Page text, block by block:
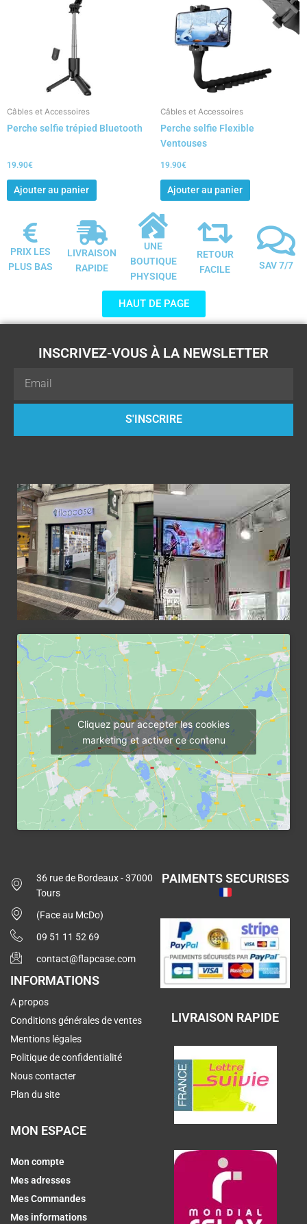
Câbles et Accessoires
Perche selfie trépied Bluetooth
19.90€
Ajouter au panier
Câbles et Accessoires
Perche selfie Flexible
Ventouses
19.90€
Ajouter au panier
PRIX LES
PLUS BAS
LIVRAISON
RAPIDE
UNE
BOUTIQUE
PHYSIQUE
RETOUR
FACILE
SAV 7/7
HAUT DE PAGE
INSCRIVEZ-VOUS À LA NEWSLETTER
S'INSCRIRE
Cliquez pour accepter les cookies
marketing et activer ce contenu
36 rue de Bordeaux - 37000
Tours
(Face au McDo)
09 51 11 52 69
contact@flapcase.com
INFORMATIONS
A propos
Conditions générales de ventes
Mentions légales
Politique de confidentialité
Nous contacter
Plan du site
MON ESPACE
Mon compte
Mes adresses
Mes Commandes
Mes informations
PAIMENTS SECURISES
LIVRAISON RAPIDE